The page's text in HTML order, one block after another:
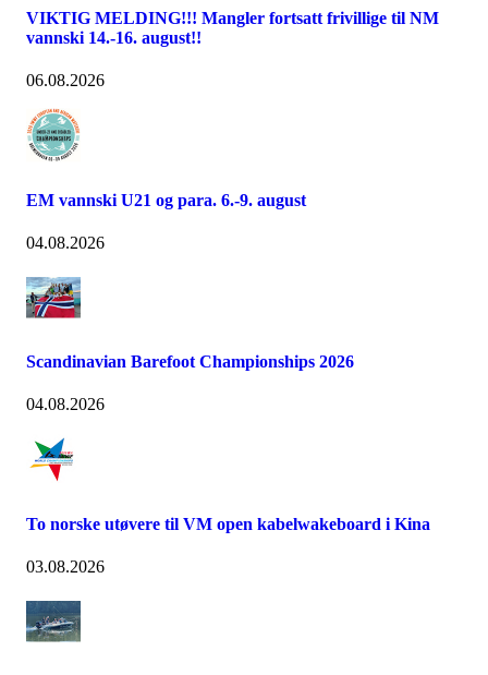
VIKTIG MELDING!!! Mangler fortsatt frivillige til NM
vannski 14.-16. august!!
06.08.2026
EM vannski U21 og para. 6.-9. august
04.08.2026
Scandinavian Barefoot Championships 2026
04.08.2026
To norske utøvere til VM open kabelwakeboard i Kina
03.08.2026